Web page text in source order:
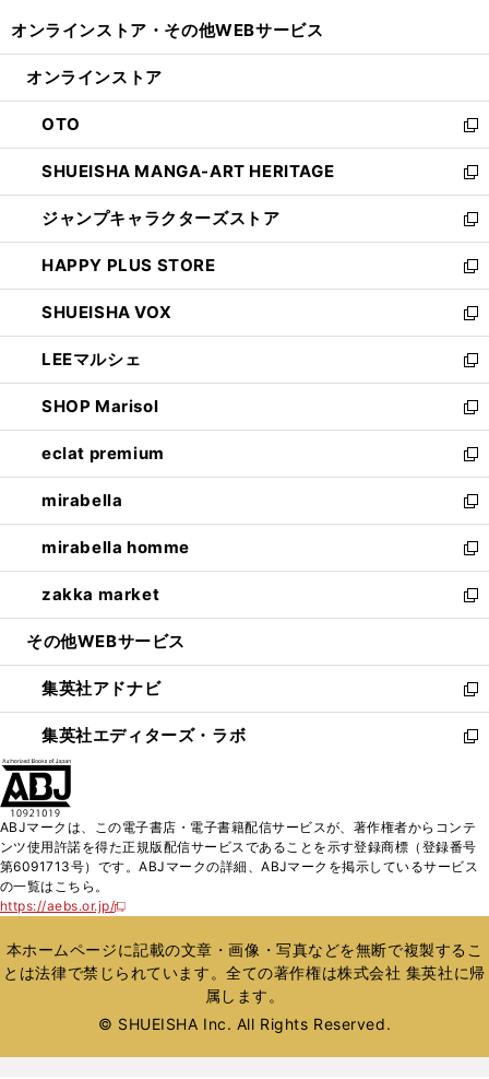
開
ン
ウ
で
開
く
ウ
ン
ド
ウ
で
開
く
オンラインストア・ その他WEBサービス
オンラインストア
OTO
新
し
い
ウ
ィ
ン
ド
ウ
で
開
く
SHUEISHA MANGA-ART HERITAGE
新
し
い
ウ
ィ
ン
ド
ウ
で
開
く
ジャンプキャラクターズストア
新
し
い
ウ
ィ
ン
ド
ウ
で
開
く
HAPPY PLUS STORE
新
し
い
ウ
ィ
ン
ド
ウ
で
開
く
SHUEISHA VOX
新
し
い
ウ
ィ
ン
ド
ウ
で
開
く
LEEマルシェ
新
し
い
ウ
ィ
ン
ド
ウ
で
開
く
SHOP Marisol
新
し
い
ウ
ィ
ン
ド
ウ
で
開
eclat premium
新
し
い
ウ
ィ
ン
ド
ウ
開
く
mirabella
新
し
い
ウ
ィ
ン
ウ
で
開
く
mirabella homme
新
し
い
ウ
ン
ド
ウ
で
zakka market
新
し
ウ
ィ
ン
ド
く
その他WEBサービス
集英社アドナビ
新
し
い
ド
ウ
で
集英社エディターズ・ラボ
新
ィ
ン
ド
開
く
ABJマークは、この電子書店・電子書籍配信サービスが、著作権者からコンテ
ンツ使用許諾を得た正規版配信サービスであることを示す登録商標（登録番号
第6091713号）です。ABJマークの詳細、ABJマークを掲示しているサービス
の一覧はこちら。
https://aebs.or.jp/
新
い
ウ
ィ
ウ
本ホームページに記載の文章・画像・写真などを無断で複製するこ
とは法律で禁じられています。全ての著作権は株式会社 集英社に帰
属します。
© SHUEISHA Inc. All Rights Reserved.